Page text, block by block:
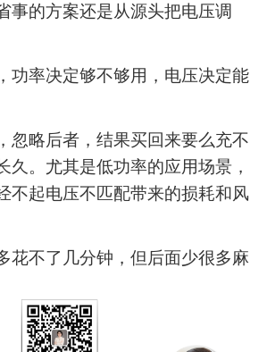
事的方案还是从源头把电压调
功率决定够不够用，电压决定能
忽略后者，结果买回来要么充不
久。尤其是低功率的应用场景，
不起电压不匹配带来的损耗和风
花不了几分钟，但后面少很多麻